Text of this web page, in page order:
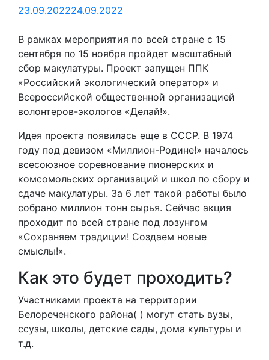
23.09.202224.09.2022
В рамках мероприятия по всей стране с 15
сентября по 15 ноября пройдет масштабный
сбор макулатуры. Проект запущен ППК
«Российский экологический оператор» и
Всероссийской общественной организацией
волонтеров-экологов «Делай!».
Идея проекта появилась еще в СССР. В 1974
году под девизом «Миллион-Родине!» началось
всесоюзное соревнование пионерских и
комсомольских организаций и школ по сбору и
сдаче макулатуры. За 6 лет такой работы было
собрано миллион тонн сырья. Сейчас акция
проходит по всей стране под лозунгом
«Сохраняем традиции! Создаем новые
смыслы!».
Как это будет проходить?
Участниками проекта на территории
Белореченского района( ) могут стать вузы,
ссузы, школы, детские сады, дома культуры и
т.д.